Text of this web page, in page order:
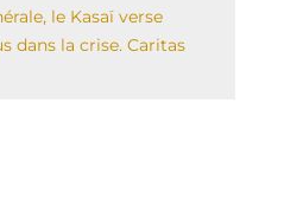
le Kasaï verse
dans la crise. Caritas